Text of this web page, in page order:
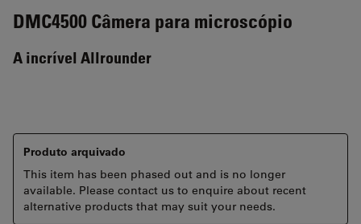
DMC4500 Câmera para microscópio
A incrível Allrounder
Produto arquivado
This item has been phased out and is no longer
available. Please contact us to enquire about recent
alternative products that may suit your needs.